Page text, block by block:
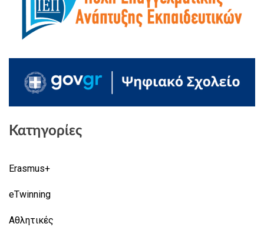
Κατηγορίες
Erasmus+
eTwinning
Αθλητικές